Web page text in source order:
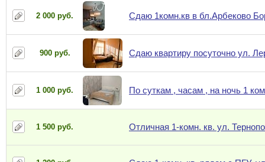
2 000 руб. Сдаю 1комн.кв в бл.Арбеково
900 руб. Сдаю квартиру посуточно ул.
1 000 руб. По суткам , часам , на ночь 1
1 500 руб. Отличная 1-комн. кв. ул.